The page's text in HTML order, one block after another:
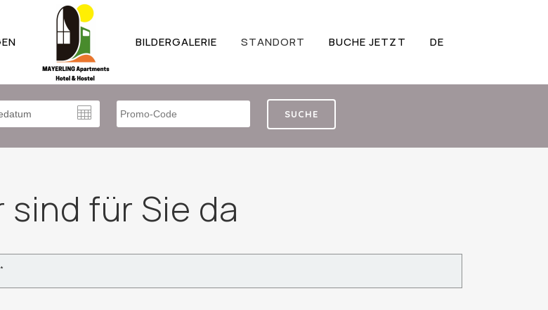
BILDERGALERIE STANDORT BUCHE JETZT DE
SUCHE
sind für Sie da